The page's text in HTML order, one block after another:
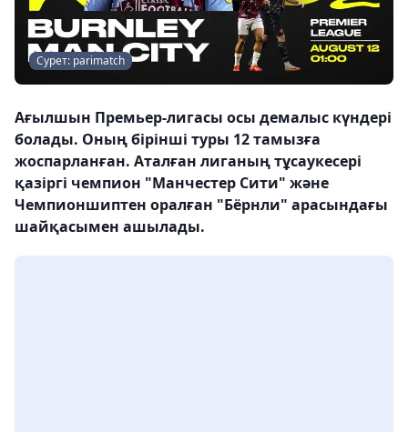
Сурет: parimatch
Ағылшын Премьер-лигасы осы демалыс күндері
болады. Оның бірінші туры 12 тамызға
жоспарланған. Аталған лиганың тұсаукесері
қазіргі чемпион "Манчестер Сити" және
Чемпионшиптен оралған "Бёрнли" арасындағы
шайқасымен ашылады.